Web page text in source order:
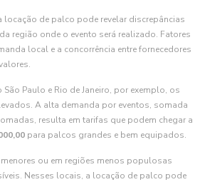
locação de palco pode revelar discrepâncias
região onde o evento será realizado. Fatores
local e a concorrência entre fornecedores
Paulo e Rio de Janeiro, por exemplo, os
A alta demanda por eventos, somada
resulta em tarifas que podem chegar a
para palcos grandes e bem equipados.
ou em regiões menos populosas
Nesses locais, a locação de palco pode